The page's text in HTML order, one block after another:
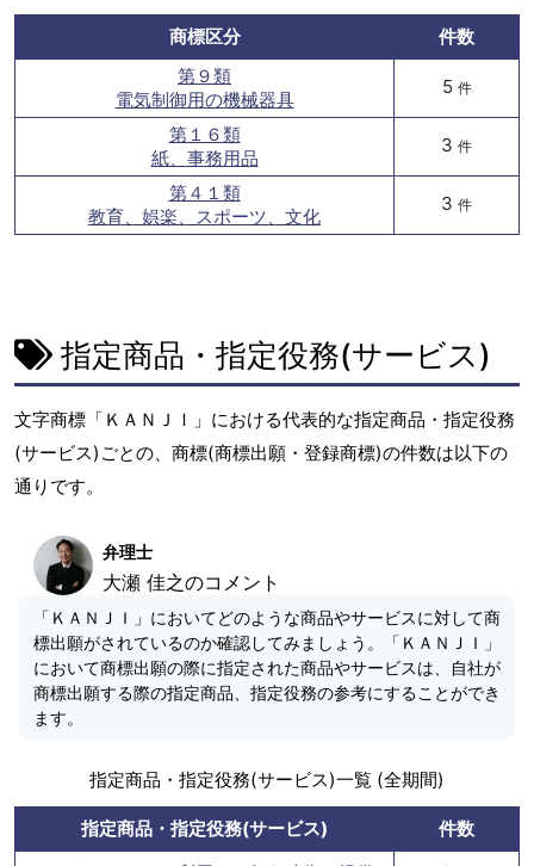
商標区分
件数
第９類
電気制御用の機械器具
5 件
第１６類
紙、事務用品
3 件
第４１類
教育、娯楽、スポーツ、文化
3 件
指定商品・指定役務(サービス)
文字商標「ＫＡＮＪＩ」における代表的な指定商品・指定役務
(サービス)ごとの、商標(商標出願・登録商標)の件数は以下の
通りです。
弁理士
大瀬 佳之のコメント
「ＫＡＮＪＩ」においてどのような商品やサービスに対して商
標出願がされているのか確認してみましょう。「ＫＡＮＪＩ」
において商標出願の際に指定された商品やサービスは、自社が
商標出願する際の指定商品、指定役務の参考にすることができ
ます。
指定商品・指定役務(サービス)一覧 (全期間)
指定商品・指定役務(サービス)
件数